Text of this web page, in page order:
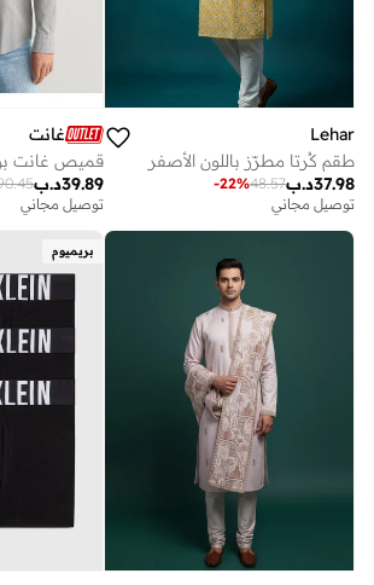
Lehar
طقم كُرتا مطرّز باللون الأصفر
د.ب37.98
48.57
-22%
توصيل مجاني
غانت
د.ب39.89
توصيل مجاني
بريميوم